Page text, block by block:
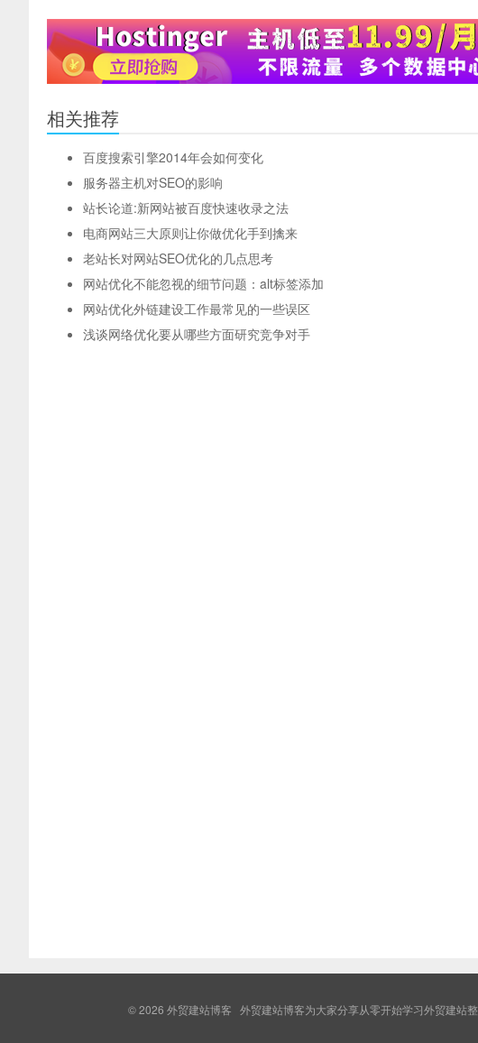
相关推荐
百度搜索引擎2014年会如何变化
服务器主机对SEO的影响
站长论道:新网站被百度快速收录之法
电商网站三大原则让你做优化手到擒来
老站长对网站SEO优化的几点思考
网站优化不能忽视的细节问题：alt标签添加
网站优化外链建设工作最常见的一些误区
浅谈网络优化要从哪些方面研究竞争对手
© 2026 外贸建站博客 外贸建站博客为大家分享从零开始学习外贸建站